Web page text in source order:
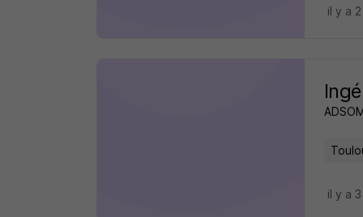
il y a
il y a